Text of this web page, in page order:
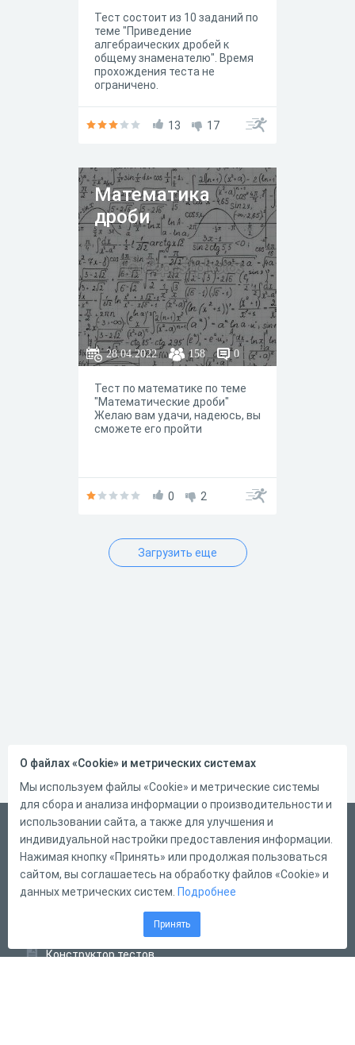
Тест состоит из 10 заданий по
теме "Приведение
алгебраических дробей к
общему знаменателю". Время
прохождения теста не
ограничено.
13 17
Математика
дроби
28.04.2022 158 0
Тест по математике по теме
"Математические дроби"
Желаю вам удачи, надеюсь, вы
сможете его пройти
0 2
Загрузить еще
Русский
Справка
Форма обратной связи
Конструктор тестов
О файлах «Cookie» и метрических системах
Мы используем файлы «Cookie» и метрические системы
для сбора и анализа информации о производительности и
использовании сайта, а также для улучшения и
индивидуальной настройки предоставления информации.
Нажимая кнопку «Принять» или продолжая пользоваться
сайтом, вы соглашаетесь на обработку файлов «Cookie» и
данных метрических систем. Подробнее
Принять